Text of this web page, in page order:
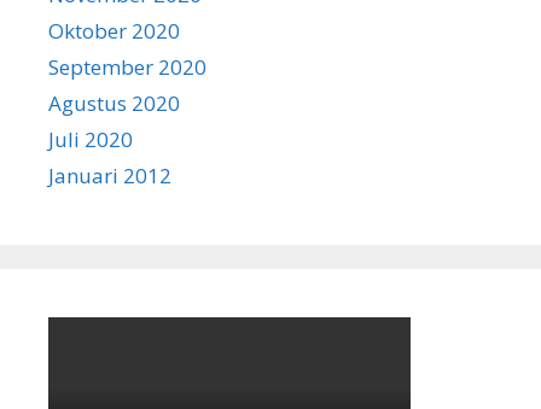
Oktober 2020
September 2020
Agustus 2020
Juli 2020
Januari 2012